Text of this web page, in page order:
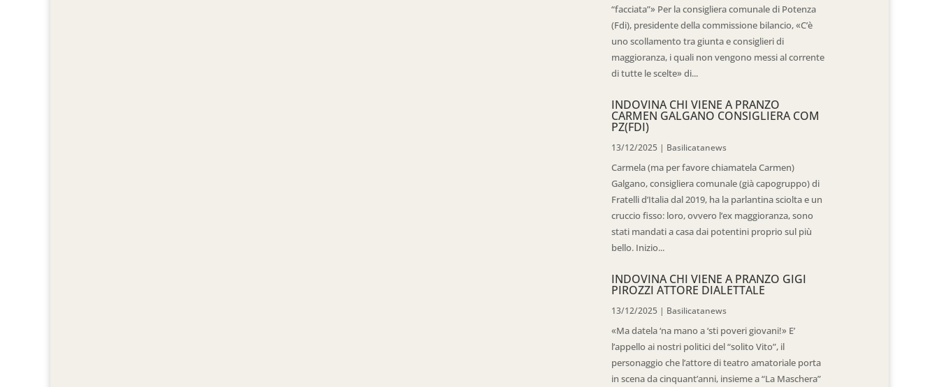
“facciata”» Per la consigliera comunale di Potenza
(Fdi), presidente della commissione bilancio, «C’è
uno scollamento tra giunta e consiglieri di
maggioranza, i quali non vengono messi al corrente
di tutte le scelte» di...
INDOVINA CHI VIENE A PRANZO
CARMEN GALGANO CONSIGLIERA COM
PZ(FDI)
13/12/2025 | Basilicatanews
Carmela (ma per favore chiamatela Carmen)
Galgano, consigliera comunale (già capogruppo) di
Fratelli d’Italia dal 2019, ha la parlantina sciolta e un
cruccio fisso: loro, ovvero l’ex maggioranza, sono
stati mandati a casa dai potentini proprio sul più
bello. Inizio...
INDOVINA CHI VIENE A PRANZO GIGI
PIROZZI ATTORE DIALETTALE
13/12/2025 | Basilicatanews
«Ma datela ‘na mano a ‘sti poveri giovani!» E’
l’appello ai nostri politici del “solito Vito”, il
personaggio che l’attore di teatro amatoriale porta
in scena da cinquant’anni, insieme a “La Maschera”